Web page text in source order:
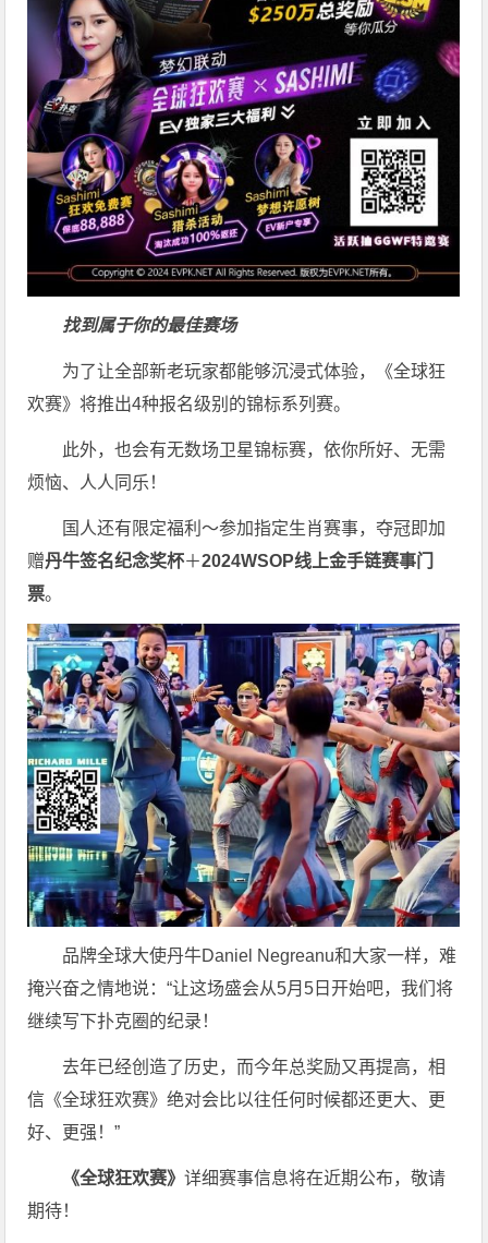
找到属于你的最佳赛场
为了让全部新老玩家都能够沉浸式体验，《全球狂
欢赛》将推出4种报名级别的锦标系列赛。
此外，也会有无数场卫星锦标赛，依你所好、无需
烦恼、人人同乐！
国人还有限定福利～参加指定生肖赛事，夺冠即加
赠丹牛签名纪念奖杯＋2024WSOP线上金手链赛事门
票。
品牌全球大使丹牛Daniel Negreanu和大家一样，难
掩兴奋之情地说：“让这场盛会从5月5日开始吧，我们将
继续写下扑克圈的纪录！
去年已经创造了历史，而今年总奖励又再提高，相
信《全球狂欢赛》绝对会比以往任何时候都还更大、更
好、更强！”
《全球狂欢赛》详细赛事信息将在近期公布，敬请
期待！